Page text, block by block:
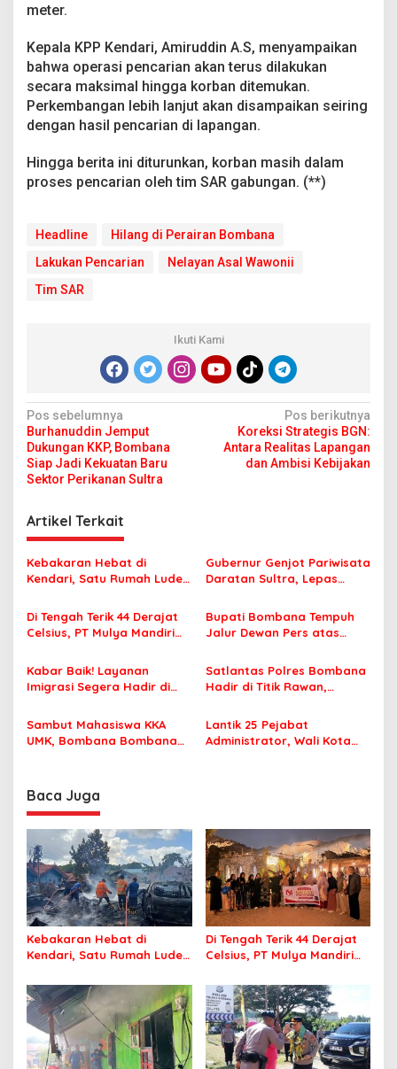
meter.
Kepala KPP Kendari, Amiruddin A.S, menyampaikan
bahwa operasi pencarian akan terus dilakukan
secara maksimal hingga korban ditemukan.
Perkembangan lebih lanjut akan disampaikan seiring
dengan hasil pencarian di lapangan.
Hingga berita ini diturunkan, korban masih dalam
proses pencarian oleh tim SAR gabungan. (**)
Headline
Hilang di Perairan Bombana
Lakukan Pencarian
Nelayan Asal Wawonii
Tim SAR
Ikuti Kami
N
a
v
i
g
a
s
i
p
o
s
Pos sebelumnya
Burhanuddin Jemput
Dukungan KKP, Bombana
Siap Jadi Kekuatan Baru
Sektor Perikanan Sultra
Pos berikutnya
Koreksi Strategis BGN:
Antara Realitas Lapangan
dan Ambisi Kebijakan
Artikel Terkait
Kebakaran Hebat di
Kendari, Satu Rumah Ludes
Gubernur Genjot Pariwisata
Daratan Sultra, Lepas
Tiga Kabupaten Unggulan
Di Tengah Terik 44 Derajat
Celsius, PT Mulya Mandiri
Jamaah Tetap Sehat dan
Nyaman Beribadah
Bupati Bombana Tempuh
Jalur Dewan Pers atas
Korupsi Jembatan Cirauci II
Kabar Baik! Layanan
Imigrasi Segera Hadir di
Perlu Lagi ke Kendari
Satlantas Polres Bombana
Hadir di Titik Rawan,
Sekolah dengan Aman
Sambut Mahasiswa KKA
UMK, Bombana Bombana
Lantik 25 Pejabat
Administrator, Wali Kota
Baca Juga
Kebakaran Hebat di
Kendari, Satu Rumah Ludes
Di Tengah Terik 44 Derajat
Celsius, PT Mulya Mandiri
Jamaah Tetap Sehat dan
Nyaman Beribadah